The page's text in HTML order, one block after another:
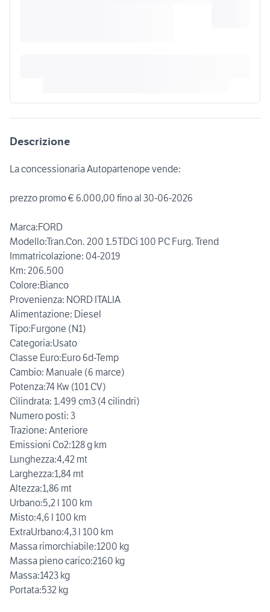
Descrizione
La concessionaria Autopartenope vende:
prezzo promo € 6.000,00 fino al 30-06-2026
Marca:FORD
Modello:Tran.Con. 200 1.5TDCi 100 PC Furg. Trend
Immatricolazione: 04-2019
Km: 206.500
Colore:Bianco
Provenienza: NORD ITALIA
Alimentazione: Diesel
Tipo:Furgone (N1)
Categoria:Usato
Classe Euro:Euro 6d-Temp
Cambio: Manuale (6 marce)
Potenza:74 Kw (101 CV)
Cilindrata: 1.499 cm3 (4 cilindri)
Numero posti: 3
Trazione: Anteriore
Emissioni Co2:128 g km
Lunghezza:4,42 mt
Larghezza:1,84 mt
Altezza:1,86 mt
Urbano:5,2 l 100 km
Misto:4,6 l 100 km
ExtraUrbano:4,3 l 100 km
Massa rimorchiabile:1200 kg
Massa pieno carico:2160 kg
Massa:1423 kg
Portata:532 kg